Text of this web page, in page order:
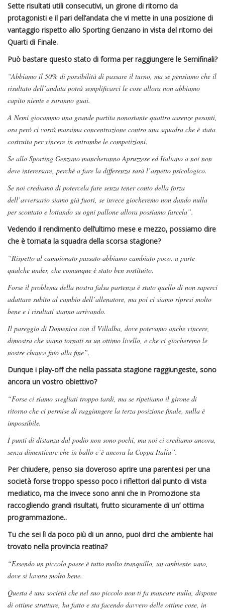
Sette risultati utili consecutivi, un girone di ritorno da
protagonisti e il pari dell’andata che vi mette in una posizione di
vantaggio rispetto allo Sporting Genzano in vista del ritorno dei
Quarti di Finale.
Può bastare questo stato di forma per raggiungere le Semifinali?
“Abbiamo il 50% di possibilità di passare il turno, ma se pensiamo che il
risultato dell’andata potrà semplificarci le cose allora non abbiamo
capito niente e saranno guai.
A Nemi giocammo una grande partita nonostante quattro assenze pesanti,
ora però ci vorrà massima concentrazione contro una squadra che è stata
costruita per vincere in entrambe le competizioni.
Se allo Sporting Genzano mancheranno Apruzzese ed Italiano a noi non
deve interessare, perché a fare la differenza sarà l’aspetto psicologico.
Se noi crediamo di potercela fare senza tener conto della forza
dell’avversario siamo già fuori, se invece giocheremo non dando nulla
per scontato e lottando su ogni pallone allora possiamo farcela”.
Vedendo il rendimento dell’ultimo mese e mezzo, possiamo dire
che è tornata la squadra della scorsa stagione?
“Rispetto al campionato passato abbiamo cambiato poco, a parte
qualche under, che comunque è stato ben sostituito.
Forse il problema della nostra falsa partenza è stato quello di non saperci
adattare subito al cambio dell’allenatore, ma poi ci siamo ripresi molto
bene e i risultati stanno arrivando.
Il pareggio di Domenica con il Villalba, dove potevamo anche vincere,
dimostra che siamo tornati su un ottimo livello, e che ci giocheremo le
nostre chance fino alla fine”.
Dunque i play-off che nella passata stagione raggiungeste, sono
ancora un vostro obiettivo?
“Forse ci siamo svegliati troppo tardi, ma se ripetiamo il girone di
ritorno che ci permise di raggiungere la terza posizione finale, nulla è
impossibile.
I punti di distanza dal podio non sono pochi, ma noi ci crediamo ancora,
senza dimenticare che in ballo c’è ancora la Coppa Italia”.
Per chiudere, penso sia doveroso aprire una parentesi per una
società forse troppo spesso poco i riflettori dal punto di vista
mediatico, ma che invece sono anni che in Promozione sta
raccogliendo grandi risultati, frutto sicuramente di un’ ottima
programmazione..
Tu che sei lì da poco più di un anno, puoi dirci che ambiente hai
trovato nella provincia reatina?
“Essendo un piccolo paese è tutto molto tranquillo, un ambiente sano,
dove si lavora molto bene.
Questa è una società che nel suo piccolo non ti fa mancare nulla, dispone
di ottime strutture, ha fatto e sta facendo davvero delle ottime cose, in